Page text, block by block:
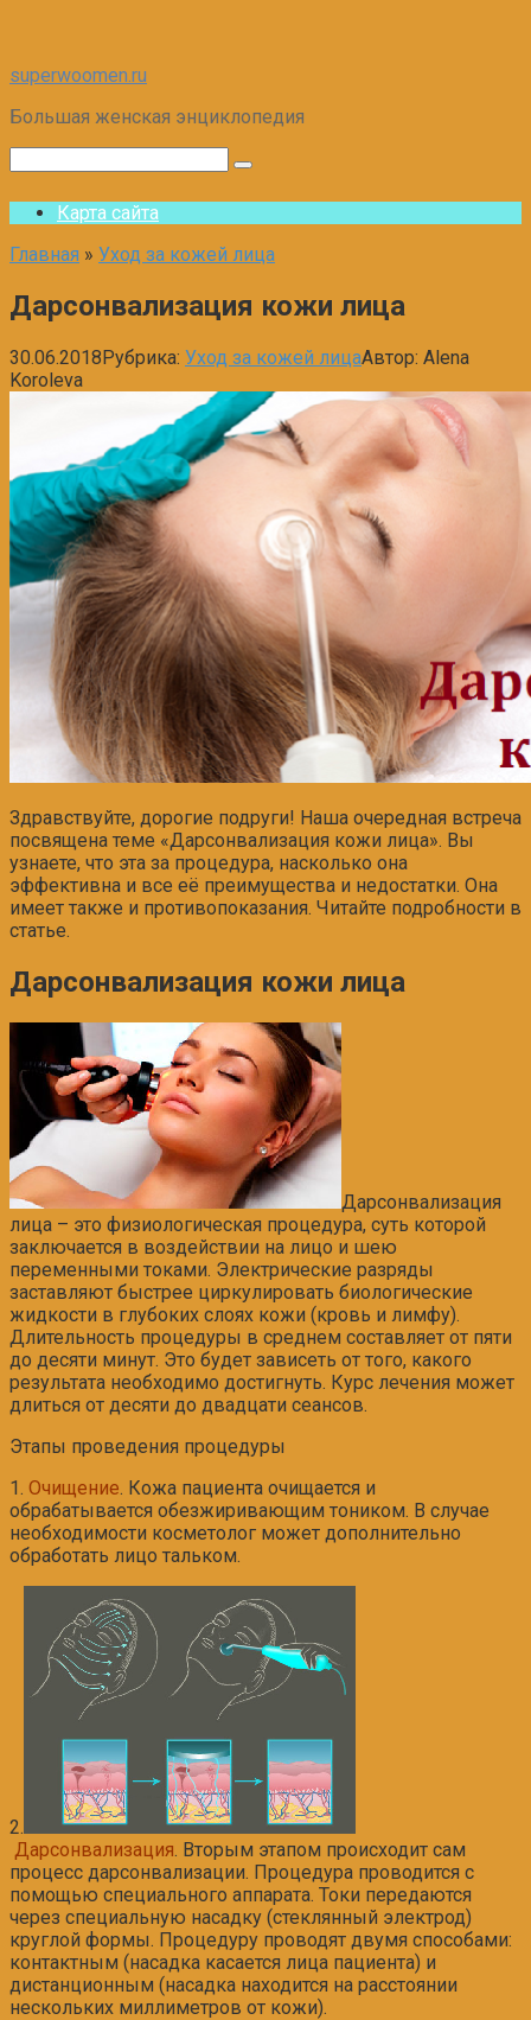
Перейти
контенту
superwoomen.ru
Большая женская энциклопедия
Карта сайта
Главная » Уход за кожей лица
Дарсонвализация кожи лица
30.06.2018Рубрика: Уход за кожей лицаАвтор: Alena
Koroleva
Здравствуйте, дорогие подруги! Наша очередная встреча
посвящена теме «Дарсонвализация кожи лица». Вы
узнаете, что эта за процедура, насколько она
эффективна и все её преимущества и недостатки. Она
имеет также и противопоказания. Читайте подробности в
статье.
Дарсонвализация кожи лица
Дарсонвализация
лица – это физиологическая процедура, суть которой
заключается в воздействии на лицо и шею
переменными токами. Электрические разряды
заставляют быстрее циркулировать биологические
жидкости в глубоких слоях кожи (кровь и лимфу).
Длительность процедуры в среднем составляет от пяти
до десяти минут. Это будет зависеть от того, какого
результата необходимо достигнуть. Курс лечения может
длиться от десяти до двадцати сеансов.
Этапы проведения процедуры
1. Очищение. Кожа пациента очищается и
обрабатывается обезжиривающим тоником. В случае
необходимости косметолог может дополнительно
обработать лицо тальком.
2.
Дарсонвализация. Вторым этапом происходит сам
процесс дарсонвализации. Процедура проводится с
помощью специального аппарата. Токи передаются
через специальную насадку (стеклянный электрод)
круглой формы. Процедуру проводят двумя способами:
контактным (насадка касается лица пациента) и
дистанционным (насадка находится на расстоянии
нескольких миллиметров от кожи).